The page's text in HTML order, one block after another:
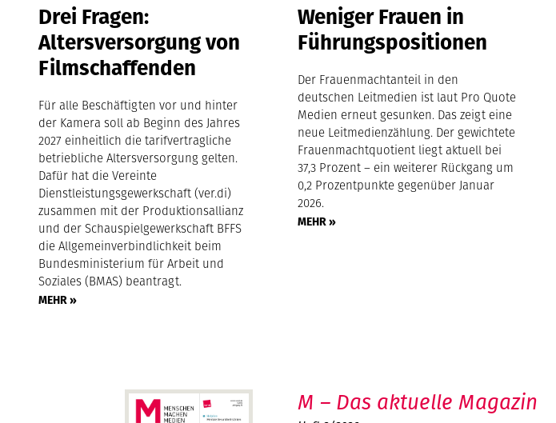
Drei Fragen:
Altersversorgung von
Filmschaffenden
Für alle Beschäftigten vor und hinter
der Kamera soll ab Beginn des Jahres
2027 einheitlich die tarifvertragliche
betriebliche Altersversorgung gelten.
Dafür hat die Vereinte
Dienstleistungsgewerkschaft (ver.di)
zusammen mit der Produktionsallianz
und der Schauspielgewerkschaft BFFS
die Allgemeinverbindlichkeit beim
Bundesministerium für Arbeit und
Soziales (BMAS) beantragt.
MEHR »
Weniger Frauen in
Führungspositionen
Der Frauenmachtanteil in den
deutschen Leitmedien ist laut Pro Quote
Medien erneut gesunken. Das zeigt eine
neue Leitmedienzählung. Der gewichtete
Frauenmachtquotient liegt aktuell bei
37,3 Prozent – ein weiterer Rückgang um
0,2 Prozentpunkte gegenüber Januar
2026.
MEHR »
M – Das aktuelle Magazin